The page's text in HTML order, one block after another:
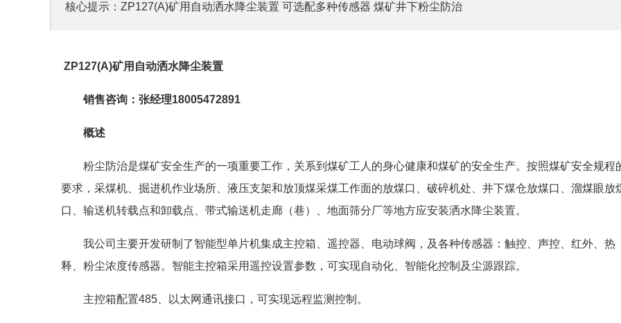
核心提示：ZP127(A)矿用自动洒水降尘装置 可选配多种传感器 煤矿井下粉尘防治
ZP127(A)矿用自动洒水降尘装置
销售咨询：张经理18005472891
概述
粉尘防治是煤矿安全生产的一项重要工作，关系到煤矿工人的身心健康和煤矿的安全生产。按照煤矿安全规程
要求，采煤机、掘进机作业场所、液压支架和放顶煤采煤工作面的放煤口、破碎机处、井下煤仓放煤口、溜煤眼放
口、输送机转载点和卸载点、带式输送机走廊（巷）、地面筛分厂等地方应安装洒水降尘装置。
我公司主要开发研制了智能型单片机集成主控箱、遥控器、电动球阀，及各种传感器：触控、声控、红外、热
释、粉尘浓度传感器。智能主控箱采用遥控设置参数，可实现自动化、智能化控制及尘源跟踪。
主控箱配置485、以太网通讯接口，可实现远程监测控制。